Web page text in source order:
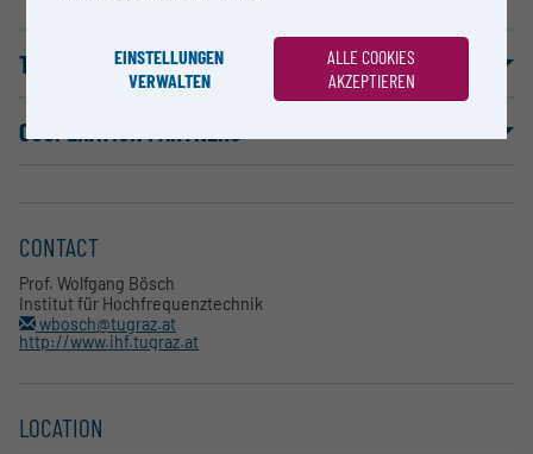
TERMS OF USE
COOPERATION PARTNERS
CONTACT
Prof. Wolfgang Bösch
Institut für Hochfrequenztechnik
wbosch@tugraz.at
http://www.ihf.tugraz.at
LOCATION
EINSTELLUNGEN
VERWALTEN
ALLE COOKIES
AKZEPTIEREN